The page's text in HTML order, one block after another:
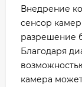
Внедрение
сенсор
разрешение
Благодаря
камера